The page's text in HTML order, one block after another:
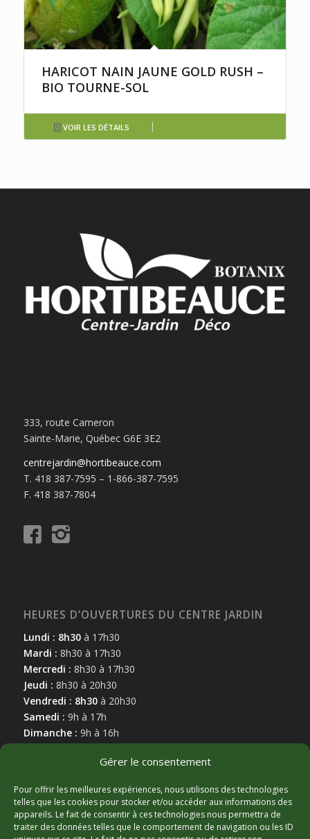
Gérer le consentement
Pour offrir les meilleures expériences, nous utilisons des technologies
telles que les cookies pour stocker et/ou accéder aux informations des
appareils. Le fait de consentir à ces technologies nous permettra de
traiter des données telles que le comportement de navigation ou les ID
HARICOT NAIN JAUNE GOLD RUSH –
BIO TOURNE-SOL
VOIR LES DÉTAILS
333, route Cameron
Sainte-Marie, Québec G6E 3E2
centrejardin@hortibeauce.com
T. 418 387-7595 – 1-866-387-7595
F. 418 387-7804
HEURES D’OUVERTURES DU CENTRE JARDIN
Lundi : 8h30à 17h30
Mardi : 8h30 à 17h30
Mercredi : 8h30 à 17h30
Jeudi : 8h30 à 20h30
Vendredi : 8h30à 20h30
Samedi : 9h à 17h
Dimanche : 9h à 16h
MARCHAND AFFILIÉ